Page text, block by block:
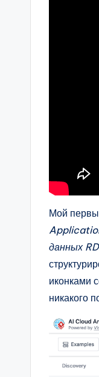
Мой
данных
иконками
никакого